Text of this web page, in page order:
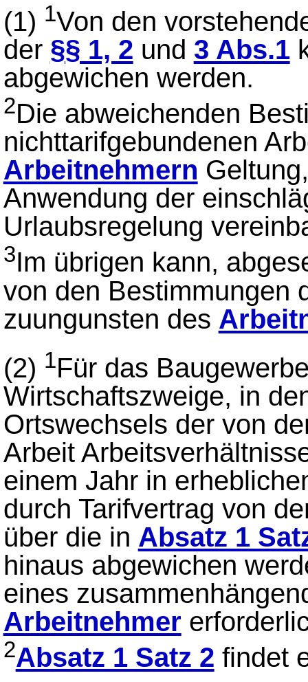
(1) 1Von den
der §§ 1, 2 und 3 Abs.1
abgewichen werden.
2Die abweichenden
nichttarifgebundenen
Arbeitnehmern
Anwendung der
Urlaubsregelung
3Im übrigen kann,
von den Bestimmungen
zuungunsten des
(2) 1Für das
Wirtschaftszweige, in
Ortswechsels der von
Arbeit
einem Jahr in
durch Tarifvertrag von
über die in Absatz 1
hinaus abgewichen
eines
Arbeitnehmer
2Absatz 1 Satz 2 findet